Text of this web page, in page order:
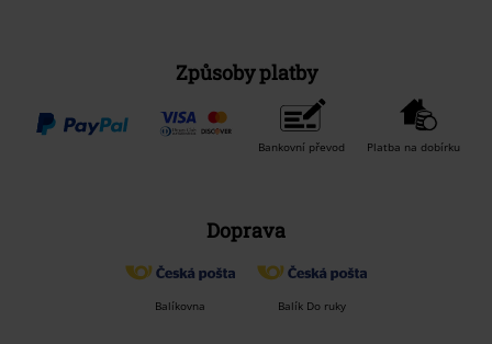
Způsoby platby
Bankovní převod Platba na dobírku
Doprava
Balíkovna Balík Do ruky